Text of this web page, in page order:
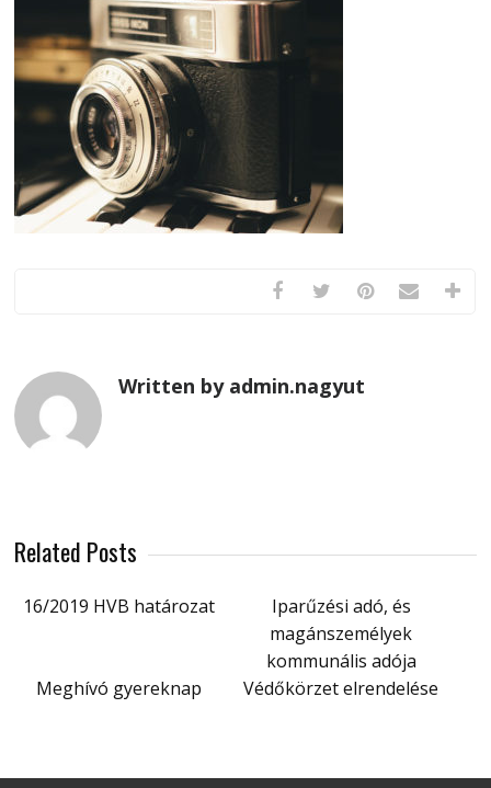
Written by admin.nagyut
Related Posts
16/2019 HVB határozat
Iparűzési adó, és
magánszemélyek
kommunális adója
Meghívó gyereknap
Védőkörzet elrendelése